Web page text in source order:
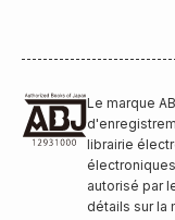
Le marque
librairie
autorisé par
détails sur la